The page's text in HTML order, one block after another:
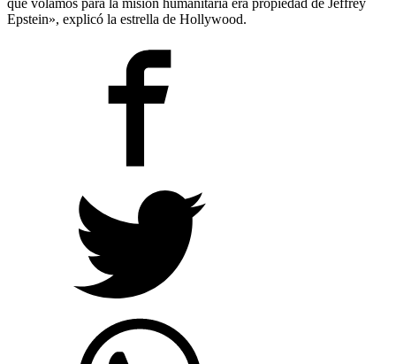
Epstein», explicó la estrella de Hollywood.